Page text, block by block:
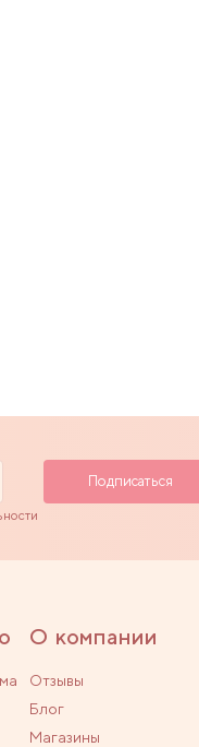
О компании
Отзывы
Блог
Магазины